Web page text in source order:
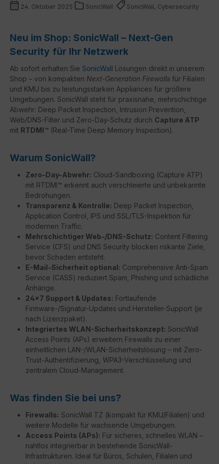
24. Oktober 2025 SonicWall SonicWall, Cybersecurity
Neu im Shop: SonicWall – Next-Gen
Security für Ihr Netzwerk
Ab sofort erhalten Sie SonicWall Lösungen direkt in unserem
Shop – von kompakten Next-Generation Firewalls für Filialen
und KMU bis zu leistungsstarken Appliances für größere
Umgebungen. SonicWall steht für praxisnahe, mehrschichtige
Abwehr: Deep Packet Inspection, Intrusion Prevention,
Web/DNS-Filter und Zero-Day-Schutz durch Capture ATP
mit RTDMI™ (Real-Time Deep Memory Inspection).
Warum SonicWall?
Zero-Day-Abwehr: Cloud-Sandboxing (Capture ATP)
mit RTDMI™ erkennt auch verschleierte und unbekannte
Bedrohungen.
Transparenz & Kontrolle: Deep Packet Inspection,
Application Control, IPS und SSL/TLS-Inspektion für
modernen Traffic.
Mehrschichtiger Web-/DNS-Schutz: Content Filtering
Service (CFS) und DNS Security blocken riskante Ziele,
bevor Schaden entsteht.
E-Mail-Sicherheit optional: Comprehensive Anti-Spam
Service (CASS) reduziert Spam, Phishing und schädliche
Anhänge.
24×7 Support & Updates: Fortlaufende
Firmware-/Signatur-Updates und Hersteller-Support (je
nach Lizenzpaket).
Integriertes WLAN-Sicherheitskonzept: SonicWall
Access Points (APs) erweitern Firewalls zu einer
einheitlichen LAN-/WLAN-Sicherheitslösung – mit Zero-
Trust-Authentifizierung, WPA3-Verschlüsselung und
zentralem Cloud-Management.
Was finden Sie bei uns?
Firewalls: SonicWall TZ (kompakt für KMU/Filialen) und
weitere Modelle für wachsende Umgebungen.
Access Points (APs): Für sicheres, schnelles WLAN –
nahtlos integrierbar in bestehende SonicWall-
Infrastrukturen. Ideal für Büros, Schulen, Filialen und